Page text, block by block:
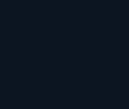
51-05 lub